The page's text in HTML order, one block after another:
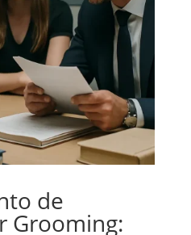
de
Grooming: